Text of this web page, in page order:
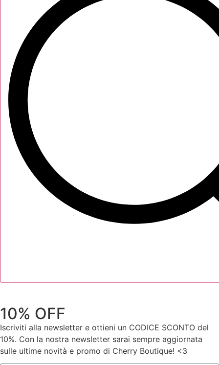
10% OFF
Iscriviti alla newsletter e ottieni un CODICE SCONTO del
10%. Con la nostra newsletter sarai sempre aggiornata
sulle ultime novità e promo di Cherry Boutique! <3